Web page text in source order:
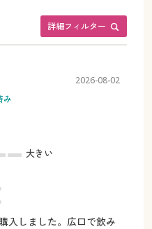
詳細フィルター
み
2026-08-02
大きい
入しました。広口で飲み